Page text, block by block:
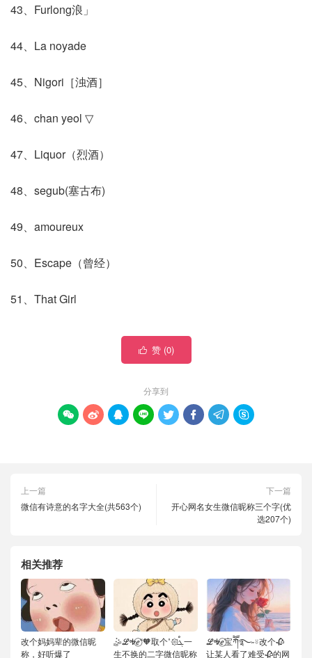
43、Furlong浪」
44、La noyade
45、Nigori［浊酒］
46、chan yeol ▽
47、Liquor（烈酒）
48、segub(塞古布)
49、amoureux
50、Escape（曾经）
51、That Girl
 赞 (0)
分享到
       
上一篇
微信有诗意的名字大全(共563个)
下一篇
开心网名女生微信昵称三个字(优
选207个)
相关推荐
改个妈妈辈的微信昵
称，好听爆了
🤹ℒᎭℯ⃝“🧡取个˚𑁍ࠬܓ一
生不换的二字微信昵称
ℒᎭℯ⃝宝ཀོོ࿐˶⍤改个🥀
让某人看了难受🥀的网